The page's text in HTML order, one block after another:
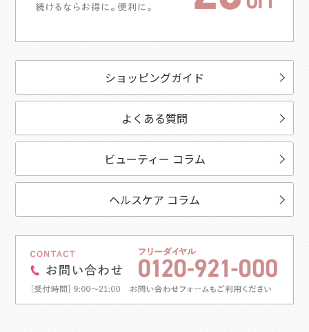
ショッピングガイド
よくある質問
ビューティー コラム
ヘルスケア コラム